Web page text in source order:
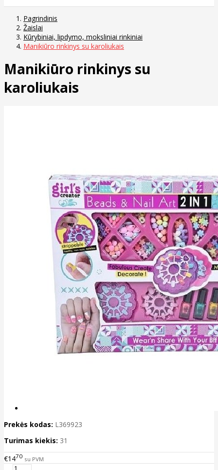
Pagrindinis
Žaislai
Kūrybiniai, lipdymo, moksliniai rinkiniai
Manikiūro rinkinys su karoliukais
Manikiūro rinkinys su
karoliukais
Prekės kodas: L369923
Turimas kiekis: 31
€1470 su PVM